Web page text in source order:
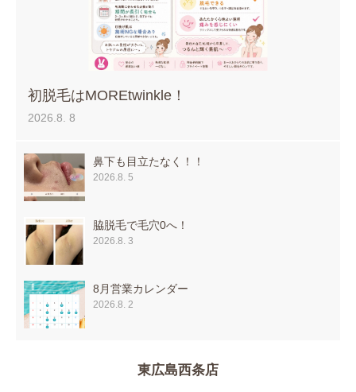
初脱毛はMOREtwinkle！
2026.8. 8
鼻下も目立たなく！！
2026.8. 5
脇脱毛で毛穴0へ！
2026.8. 3
8月営業カレンダー
2026.8. 2
東広島西条店